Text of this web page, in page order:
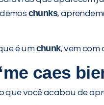
chunks,
é um chunk, vem com
caes
que você acabou de